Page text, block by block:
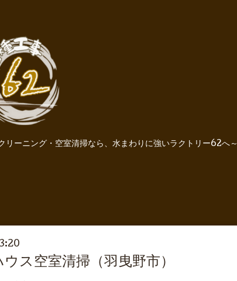
ーニング・空室清掃なら、水まわりに強いラクトリー62へ～
ス空室清掃（羽曳野市）